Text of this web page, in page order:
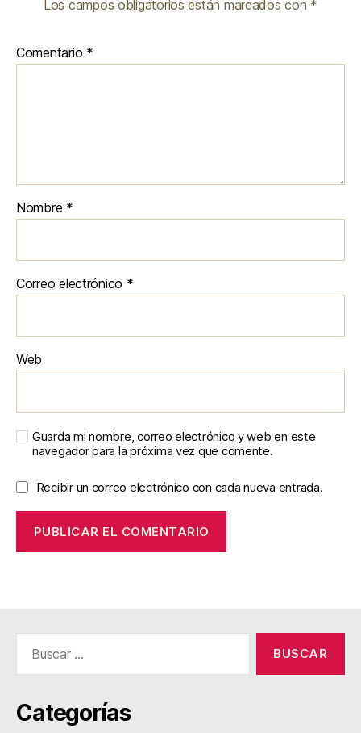
Los campos obligatorios están marcados con *
Comentario *
Nombre *
Correo electrónico *
Web
Guarda mi nombre, correo electrónico y web en este
navegador para la próxima vez que comente.
Recibir un correo electrónico con cada nueva entrada.
Categorías